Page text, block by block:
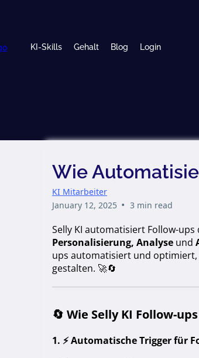
KI-Skills Gehalt Blog Login
Wie
KI Mitarbeiter
January 12, 2025 • 3 min read
Selly KI automatisiert Follow-
Personalisierung, Analyse und
ups automatisiert und
gestalten. 🚀🔄
🔄 Wie Selly KI Follow-
1. ⚡️Automatische Trigger für